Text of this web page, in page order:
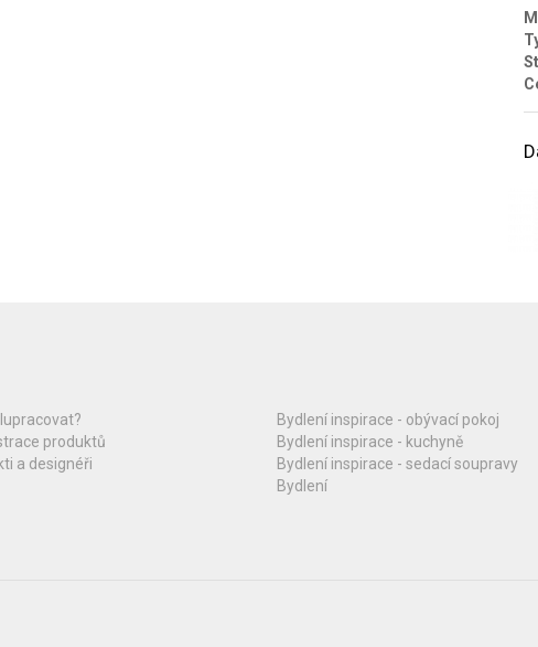
produktů
a designéři
Bydlení inspirace - obývací pokoj
Bydlení inspirace - kuchyně
Bydlení inspirace - sedací soupravy
Bydlení